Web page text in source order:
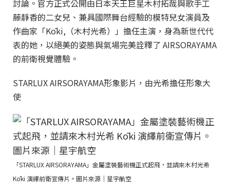
討論。官方正式公開由日本天王巨星木村拓哉與歌手工
藤靜香的二女兒、兼具國際舞台經驗的模特兒女演員及
作曲家「Kōki,（木村光希）」擔任主演，身為新世代代
表的她，以絕美的姿態與氣場完美詮釋了 AIRSORAYAMA
的前衛視覺體驗。
STARLUX AIRSORAYAMA形象影片，由光希擔任形象大
使
「STARLUX AIRSORAYAMA」金屬塗裝藝術機正式起飛，並請來木村光希
Kōki 演繹前衛宣傳片。圖片來源｜星宇航空